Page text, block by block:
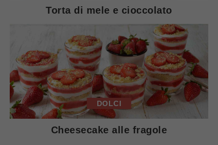
Torta di mele e cioccolato
DOLCI
Cheesecake alle fragole